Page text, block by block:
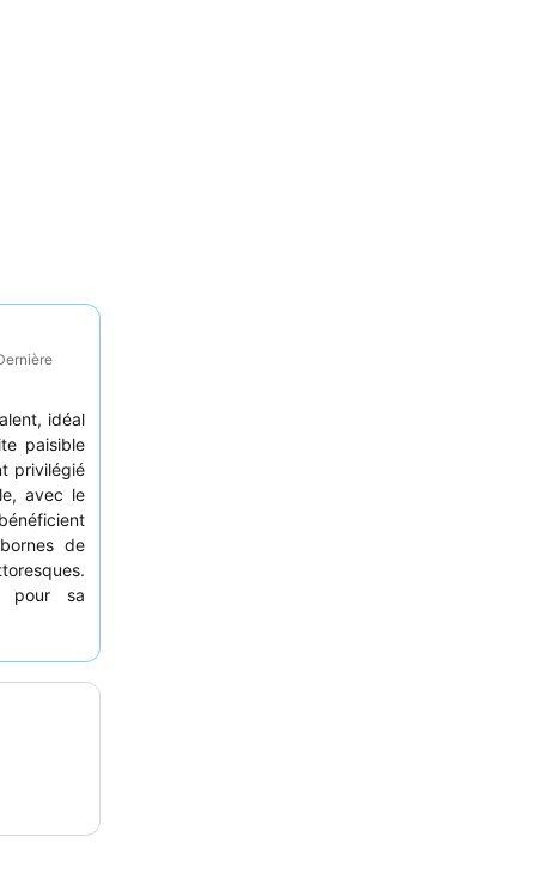
idéal
paisible
privilégié
avec le
de
pour sa
une